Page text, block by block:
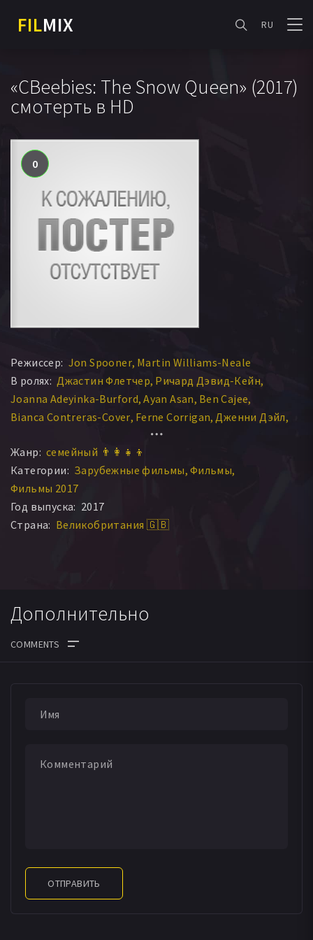
FILMIX RU
«CBeebies: The Snow Queen» (2017)
смотерть в HD
0
Режиссер: Jon Spooner Martin Williams-Neale
В ролях: Джастин Флетчер Ричард Дэвид-Кейн
Joanna Adeyinka-Burford Ayan Asan Ben Cajee
Bianca Contreras-Cover Ferne Corrigan Дженни Дэйл
Жанр: семейный 👨‍👩‍👧‍👦
Категории: Зарубежные фильмы Фильмы
Фильмы 2017
Год выпуска: 2017
Страна: Великобритания 🇬🇧
Дополнительно
ОТПРАВИТЬ